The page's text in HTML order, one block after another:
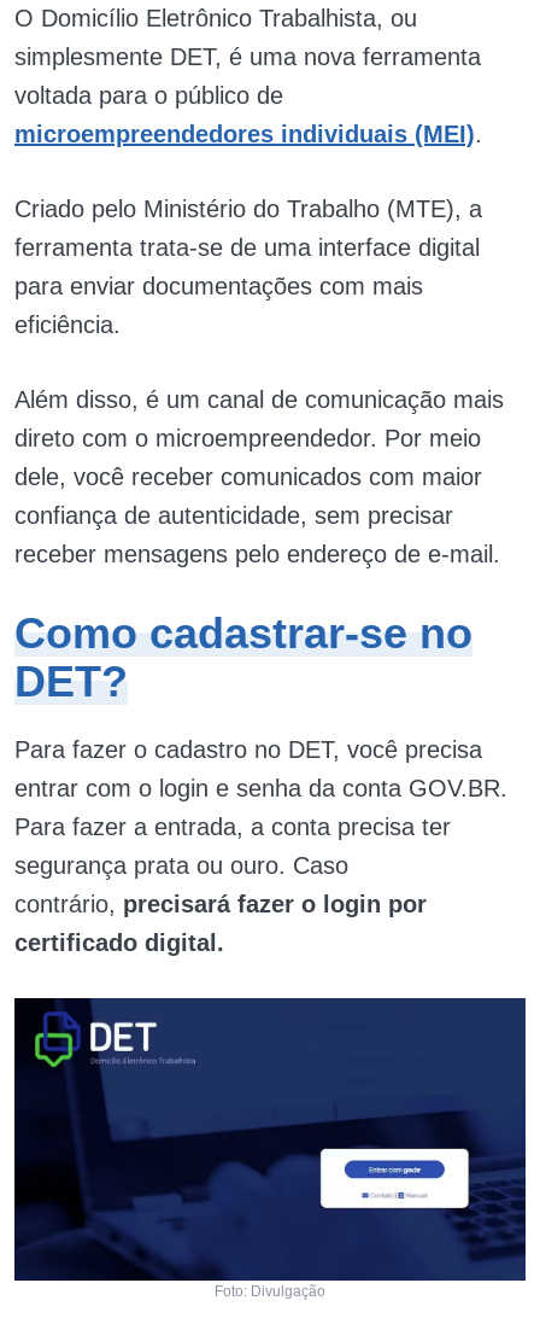
O Domicílio Eletrônico Trabalhista, ou
simplesmente DET, é uma nova ferramenta
voltada para o público de
microempreendedores individuais (MEI).
Criado pelo Ministério do Trabalho (MTE), a
ferramenta trata-se de uma interface digital
para enviar documentações com mais
eficiência.
Além disso, é um canal de comunicação mais
direto com o microempreendedor. Por meio
dele, você receber comunicados com maior
confiança de autenticidade, sem precisar
receber mensagens pelo endereço de e-mail.
Como cadastrar-se no
DET?
Para fazer o cadastro no DET, você precisa
entrar com o login e senha da conta GOV.BR.
Para fazer a entrada, a conta precisa ter
segurança prata ou ouro. Caso
contrário, precisará fazer o login por
certificado digital.
Foto: Divulgação